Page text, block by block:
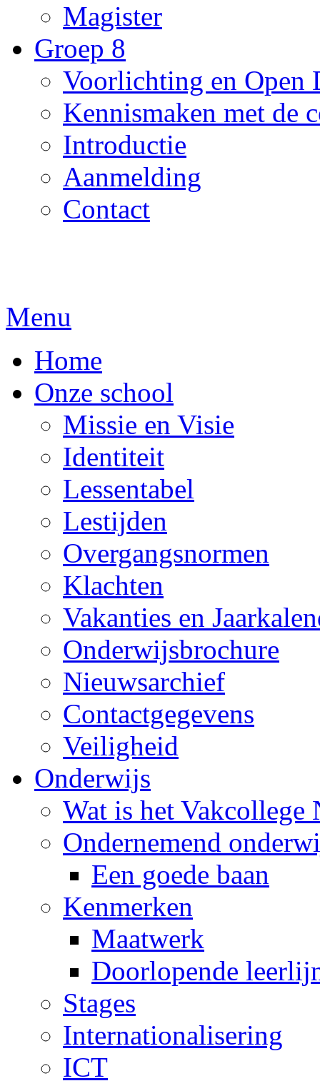
Magister
Groep 8
Voorlichting en Open
Kennismaken met de
Introductie
Aanmelding
Contact
Menu
Home
Onze school
Missie en Visie
Identiteit
Lessentabel
Lestijden
Overgangsnormen
Klachten
Vakanties en
Onderwijsbrochure
Nieuwsarchief
Contactgegevens
Veiligheid
Onderwijs
Wat is het Vakcollege
Ondernemend
Een goede baan
Kenmerken
Maatwerk
Doorlopende
Stages
Internationalisering
ICT